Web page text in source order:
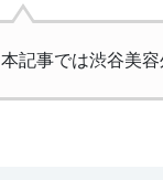
本記事では渋谷美